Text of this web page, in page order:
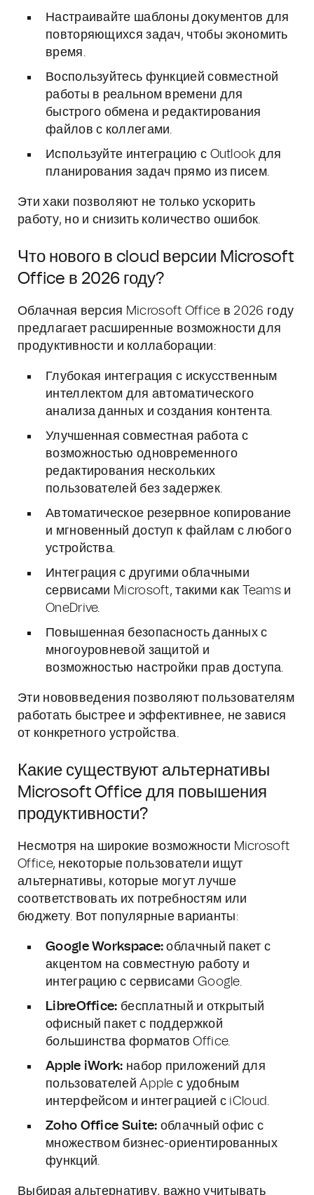
Настраивайте шаблоны документов для
повторяющихся задач, чтобы экономить
время.
Воспользуйтесь функцией совместной
работы в реальном времени для
быстрого обмена и редактирования
файлов с коллегами.
Используйте интеграцию с Outlook для
планирования задач прямо из писем.
Эти хаки позволяют не только ускорить
работу, но и снизить количество ошибок.
Что нового в cloud версии Microsoft
Office в 2026 году?
Облачная версия Microsoft Office в 2026 году
предлагает расширенные возможности для
продуктивности и коллаборации:
Глубокая интеграция с искусственным
интеллектом для автоматического
анализа данных и создания контента.
Улучшенная совместная работа с
возможностью одновременного
редактирования нескольких
пользователей без задержек.
Автоматическое резервное копирование
и мгновенный доступ к файлам с любого
устройства.
Интеграция с другими облачными
сервисами Microsoft, такими как Teams и
OneDrive.
Повышенная безопасность данных с
многоуровневой защитой и
возможностью настройки прав доступа.
Эти нововведения позволяют пользователям
работать быстрее и эффективнее, не завися
от конкретного устройства.
Какие существуют альтернативы
Microsoft Office для повышения
продуктивности?
Несмотря на широкие возможности Microsoft
Office, некоторые пользователи ищут
альтернативы, которые могут лучше
соответствовать их потребностям или
бюджету. Вот популярные варианты:
Google Workspace: облачный пакет с
акцентом на совместную работу и
интеграцию с сервисами Google.
LibreOffice: бесплатный и открытый
офисный пакет с поддержкой
большинства форматов Office.
Apple iWork: набор приложений для
пользователей Apple с удобным
интерфейсом и интеграцией с iCloud.
Zoho Office Suite: облачный офис с
множеством бизнес-ориентированных
функций.
Выбирая альтернативу, важно учитывать